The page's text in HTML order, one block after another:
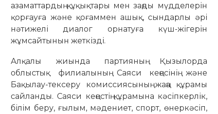
азаматтардың құқықтары мен заңды мүдделерін
қорғауға және қоғаммен ашық, сындарлы әрі
нәтижелі диалог орнатуға күш-жігерін
жұмсайтынын жеткізді.
Алқалы жиында партияның Қызылорда
облыстық филиалының Саяси кеңесінің және
Бақылау-тексеру комиссиясының жаңа құрамы
сайланды. Саяси кеңестің құрамына кәсіпкерлік,
білім беру, ғылым, мәдениет, спорт, өнеркәсіп,